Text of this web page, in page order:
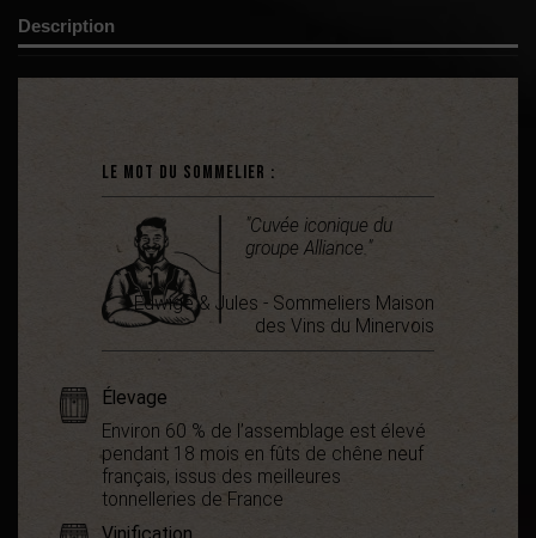
Description
Le mot du sommelier :
"Cuvée iconique du
groupe Alliance."
Edwige & Jules - Sommeliers Maison
des Vins du Minervois
Élevage
Environ 60 % de l’assemblage est élevé
pendant 18 mois en fûts de chêne neuf
français, issus des meilleures
tonnelleries de France